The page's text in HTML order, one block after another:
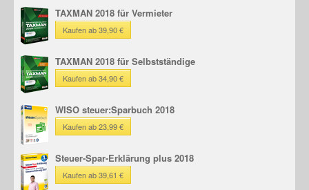
TAXMAN 2018 für Vermieter
Kaufen ab 39,90 €
TAXMAN 2018 für Selbstständige
Kaufen ab 34,90 €
WISO steuer:Sparbuch 2018
Kaufen ab 23,99 €
Steuer-Spar-Erklärung plus 2018
Kaufen ab 39,61 €